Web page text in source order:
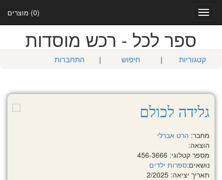
(0) מוצרים
Toggle
navigation
ספר לכל - רכש מוסדות
קטגוריות | חיפוש | התחברות
גלידה לכולם
מחבר: הרט אברלי
הוצאה:
מספר קטלוגי: 456-3666
נושאים:ספרות ילדים
תאריך יציאה: 2/2025